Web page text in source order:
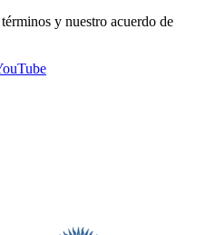
y nuestro acuerdo de